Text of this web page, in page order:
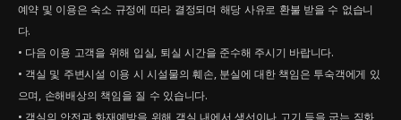
예약 및 이용은 숙소 규정에 따라 결정되며 해당 사유로 환불 받을 수 없습니
다.
• 다음 이용 고객을 위해 입실, 퇴실 시간을 준수해 주시기 바랍니다.
• 객실 및 주변시설 이용 시 시설물의 훼손, 분실에 대한 책임은 투숙객에게 있
으며, 손해배상의 책임을 질 수 있습니다.
• 객실의 안전과 화재예방을 위해 객실 내에서 생선이나 고기 등을 굽는 직화